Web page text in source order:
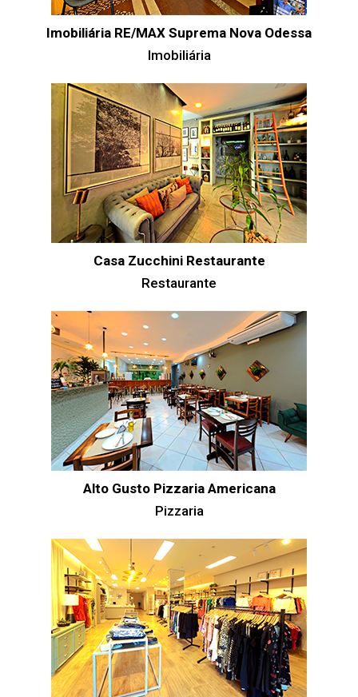
Imobiliária RE/MAX Suprema Nova Odessa
Imobiliária
Casa Zucchini Restaurante
Restaurante
Alto Gusto Pizzaria Americana
Pizzaria